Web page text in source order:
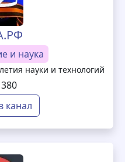
и наука
науки и технологий
канал